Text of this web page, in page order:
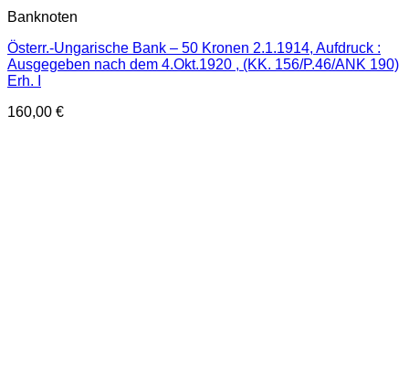
Banknoten
Österr.-Ungarische Bank – 50 Kronen 2.1.1914, Aufdruck :
Ausgegeben nach dem 4.Okt.1920 , (KK. 156/P.46/ANK 190)
Erh. I
160,00 €